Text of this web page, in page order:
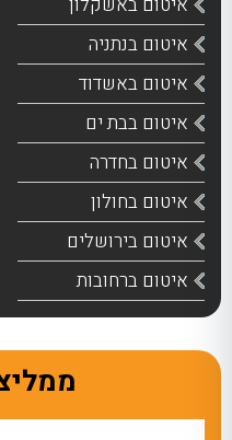
איטום בנתניה
איטום באשדוד
איטום בבת ים
איטום בחדרה
איטום בחולון
איטום בירושלים
איטום ברחובות